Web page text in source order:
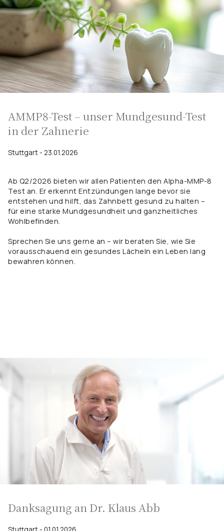
AMMP8-Test – unser Mundgesund-Test
in der Zahnerie
Stuttgart - 23.01.2026
Ab Q2/2026 bieten wir allen Patienten den Alpha-MMP-8
Test an. Er erkennt Entzündungen lange bevor sie
entstehen und hilft, das Zahnbett gesund zu halten –
für eine starke Mundgesundheit und ganzheitliches
Wohlbefinden.
Sprechen Sie uns gerne an – wir beraten Sie, wie Sie
vorausschauend ein gesundes Lächeln ein Leben lang
bewahren können.
Danksagung an Dr. Klaus Abb